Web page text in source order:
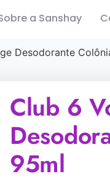
a Sanshay
Desodorante
Club 6
95ml